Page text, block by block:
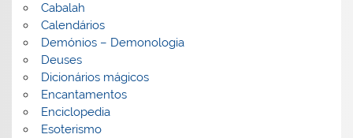
Cabalah
Calendários
Demónios – Demonologia
Deuses
Dicionários mágicos
Encantamentos
Enciclopedia
Esoterismo